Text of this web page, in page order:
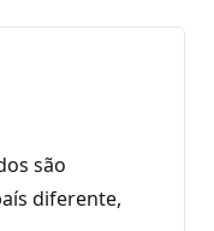
são
diferente,